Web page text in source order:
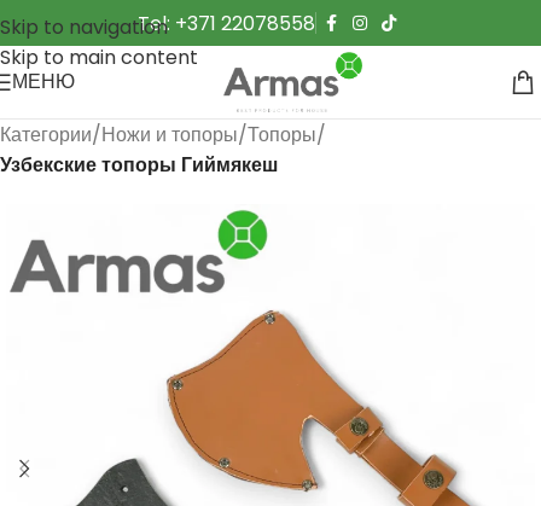
Skip to navigation
Skip to main content
Tel: +371 22078558
МЕНЮ
Категории Ножи и топоры Топоры
Узбекские топоры Гиймякеш